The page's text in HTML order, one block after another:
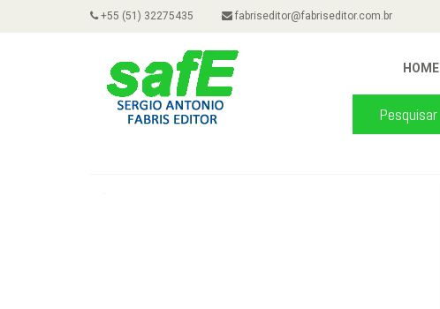
+55 (51) 32275435 fabriseditor@fabriseditor.com.br
HOME